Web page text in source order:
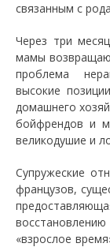
связанным с
Через три
мамы
проблема
высокие
домашнего
бойфрендов и
великодушие и
Супружеские
французов,
«взрослое